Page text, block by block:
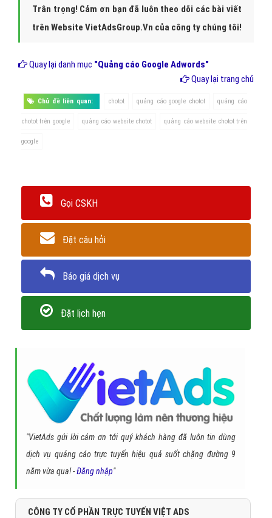
Trân trọng! Cảm ơn bạn đã luôn theo dõi các bài viết
trên Website VietAdsGroup.Vn của công ty chúng tôi!
Quay lại danh mục "Quảng cáo Google Adwords"
Quay lại trang chủ
Chủ đề liên quan: chotot quảng cáo google chotot quảng cáo
chotot trên google quảng cáo website chotot quảng cáo website chotot trên
google
Gọi CSKH
Đặt câu hỏi
Báo giá dịch vụ
Đặt lịch hẹn
"VietAds gửi lời cảm ơn tới quý khách hàng đã luôn tin dùng
dịch vụ quảng cáo trực tuyến hiệu quả suốt chặng đường 9
năm vừa qua! -Đăng nhập"
CÔNG TY CỔ PHẦN TRỰC TUYẾN VIỆT ADS